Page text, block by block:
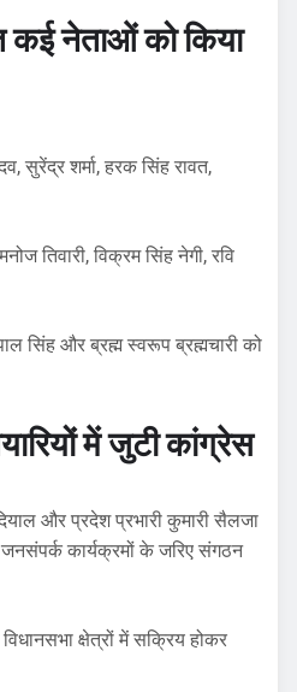
कई नेताओं को किया
सुरेंद्र शर्मा, हरक सिंह रावत,
तिवारी, विक्रम सिंह नेगी, रवि
सिंह और ब्रह्म स्वरूप ब्रह्मचारी को
में जुटी कांग्रेस
और प्रदेश प्रभारी कुमारी सैलजा
कार्यक्रमों के जरिए संगठन
क्षेत्रों में सक्रिय होकर